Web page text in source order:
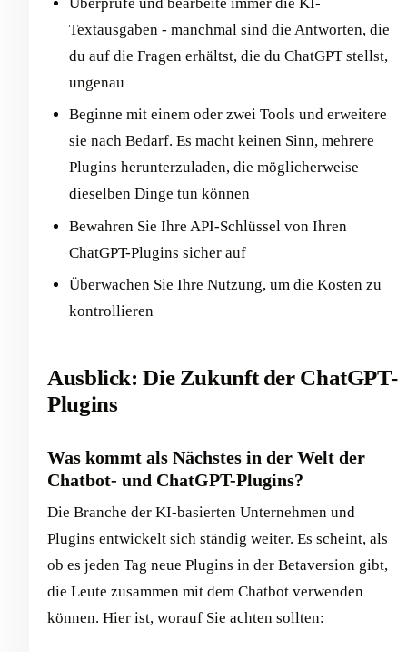
Textausgaben - manchmal sind die Antworten, die
du auf die Fragen erhältst, die du ChatGPT stellst,
ungenau
Beginne mit einem oder zwei Tools und erweitere
sie nach Bedarf. Es macht keinen Sinn, mehrere
Plugins herunterzuladen, die möglicherweise
dieselben Dinge tun können
Bewahren Sie Ihre API-Schlüssel von Ihren
ChatGPT-Plugins sicher auf
Überwachen Sie Ihre Nutzung, um die Kosten zu
kontrollieren
Ausblick: Die Zukunft der ChatGPT-
Plugins
Was kommt als Nächstes in der Welt der
Chatbot- und ChatGPT-Plugins?
Die Branche der KI-basierten Unternehmen und
Plugins entwickelt sich ständig weiter. Es scheint, als
ob es jeden Tag neue Plugins in der Betaversion gibt,
die Leute zusammen mit dem Chatbot verwenden
können. Hier ist, worauf Sie achten sollten: